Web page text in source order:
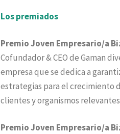
Los premiados
Premio Joven Empresario/a
Cofundador & CEO de Gaman
empresa que se dedica a
estrategias para el crecimiento
clientes y organismos
Premio Joven Empresario/a